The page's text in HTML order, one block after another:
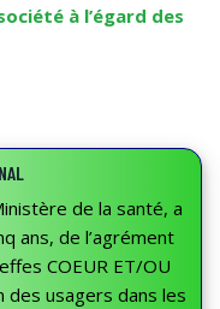
à l’égard des
de la santé, a
ans, de l’agrément
COEUR ET/OU
des usagers dans les